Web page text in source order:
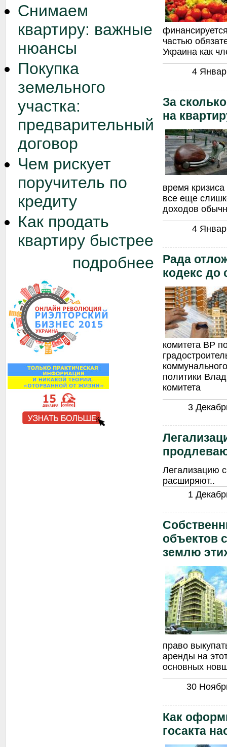
Снимаем
квартиру: важные
нюансы
Покупка
земельного
участка:
предварительный
договор
Чем рискует
поручитель по
кредиту
Как продать
квартиру быстрее
подробнее
частью
Украина как
4
За
на
время
все еще
доходов
4
Рада
кодекс до
комитета ВР
политики
комитета
3
Легализацию
расширяют..
1
объектов
землю
право
аренды на
основных
30
Как
госакта